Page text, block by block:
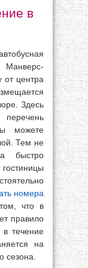
в
Манверс-
от центра
Здесь
можете
Тем не
быстро
номера
что в
правило
в течение
на
сезона.